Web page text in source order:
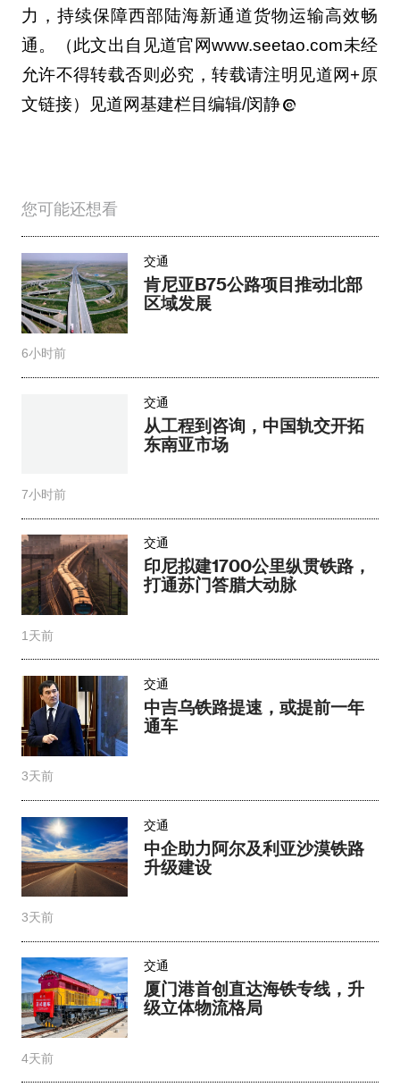
力，持续保障西部陆海新通道货物运输高效畅
通。（此文出自见道官网www.seetao.com未经
允许不得转载否则必究，转载请注明见道网+原
文链接）见道网基建栏目编辑/闵静
您可能还想看
交通
肯尼亚B75公路项目推动北部
区域发展
6小时前
交通
从工程到咨询，中国轨交开拓
东南亚市场
7小时前
交通
印尼拟建1700公里纵贯铁路，
打通苏门答腊大动脉
1天前
交通
中吉乌铁路提速，或提前一年
通车
3天前
交通
中企助力阿尔及利亚沙漠铁路
升级建设
3天前
交通
厦门港首创直达海铁专线，升
级立体物流格局
4天前